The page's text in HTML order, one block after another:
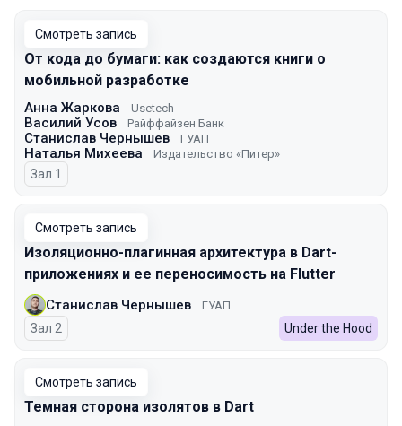
Смотреть запись
От кода до бумаги: как создаются книги о
мобильной разработке
Анна Жаркова Usetech
Василий Усов Райффайзен Банк
Станислав Чернышев ГУАП
Наталья Михеева Издательство «Питер»
Зал 1
Смотреть запись
Изоляционно-плагинная архитектура в Dart-
приложениях и ее переносимость на Flutter
Станислав Чернышев ГУАП
Зал 2 Under the Hood
Смотреть запись
Темная сторона изолятов в Dart